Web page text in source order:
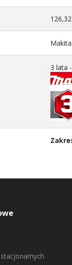
126,32
Makita
3 lata